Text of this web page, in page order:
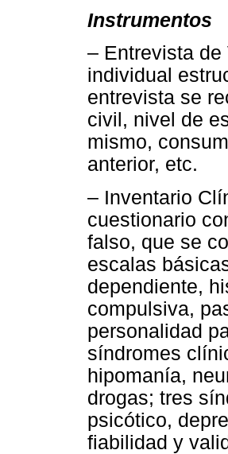
Instrumentos
– Entrevista
individual
entrevista se
civil, nivel de
mismo,
anterior, etc.
– Inventario
cuestionario
falso, que se
escalas
dependiente,
compulsiva,
personalidad
síndromes
hipomanía,
drogas; tres
psicótico,
fiabilidad y